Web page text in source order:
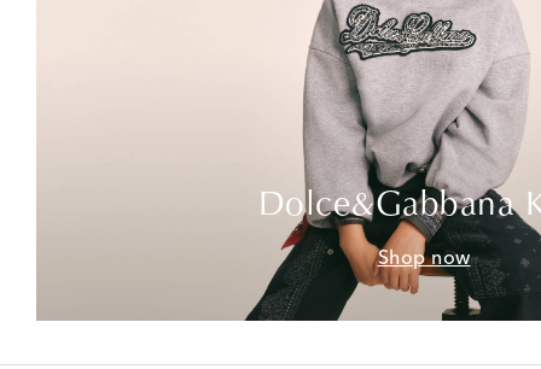
Dolce&Gabbana
Shop now